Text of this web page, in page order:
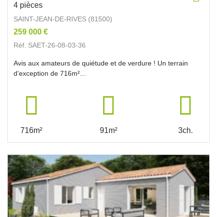
4 pièces
SAINT-JEAN-DE-RIVES (81500)
259 000 €
Réf. SAET-26-08-03-36
Avis aux amateurs de quiétude et de verdure ! Un terrain
d’exception de 716m²...
716m² 91m² 3ch.